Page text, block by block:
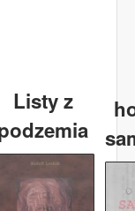
Listy z